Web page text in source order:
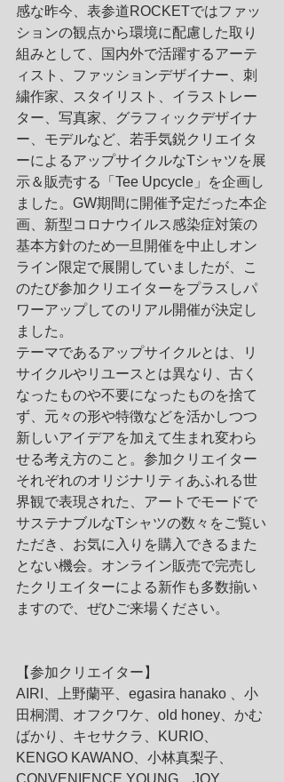
感な昨今、表参道ROCKETではファッ
ションの観点から環境に配慮した取り
組みとして、国内外で活躍するアーテ
ィスト、ファッションデザイナー、刺
繍作家、スタイリスト、イラストレー
ター、写真家、グラフィックデザイナ
ー、モデルなど、若手気鋭クリエイタ
ーによるアップサイクルなTシャツを展
示＆販売する「Tee Upcycle」を企画し
ました。GW期間に開催予定だった本企
画、新型コロナウイルス感染症対策の
基本方針のため一旦開催を中止しオン
ライン限定で展開していましたが、こ
のたび参加クリエイターをプラスしパ
ワーアップしてのリアル開催が決定し
ました。
テーマであるアップサイクルとは、リ
サイクルやリユースとは異なり、古く
なったものや不要になったものを捨て
ず、元々の形や特徴などを活かしつつ
新しいアイデアを加えて生まれ変わら
せる考え方のこと。参加クリエイター
それぞれのオリジナリティあふれる世
界観で表現された、アートでモードで
サステナブルなTシャツの数々をご覧い
ただき、お気に入りを購入できるまた
とない機会。オンライン販売で完売し
たクリエイターによる新作も多数揃い
ますので、ぜひご来場ください。
【参加クリエイター】
AIRI、上野蘭平、egasira hanako 、小
田桐潤、オフクワケ、old honey、かむ
ばかり、キセサクラ、KURIO、
KENGO KAWANO、小林真梨子、
CONVENIENCE YOUNG、JOY